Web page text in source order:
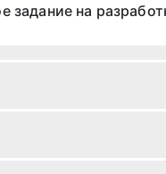
задание на